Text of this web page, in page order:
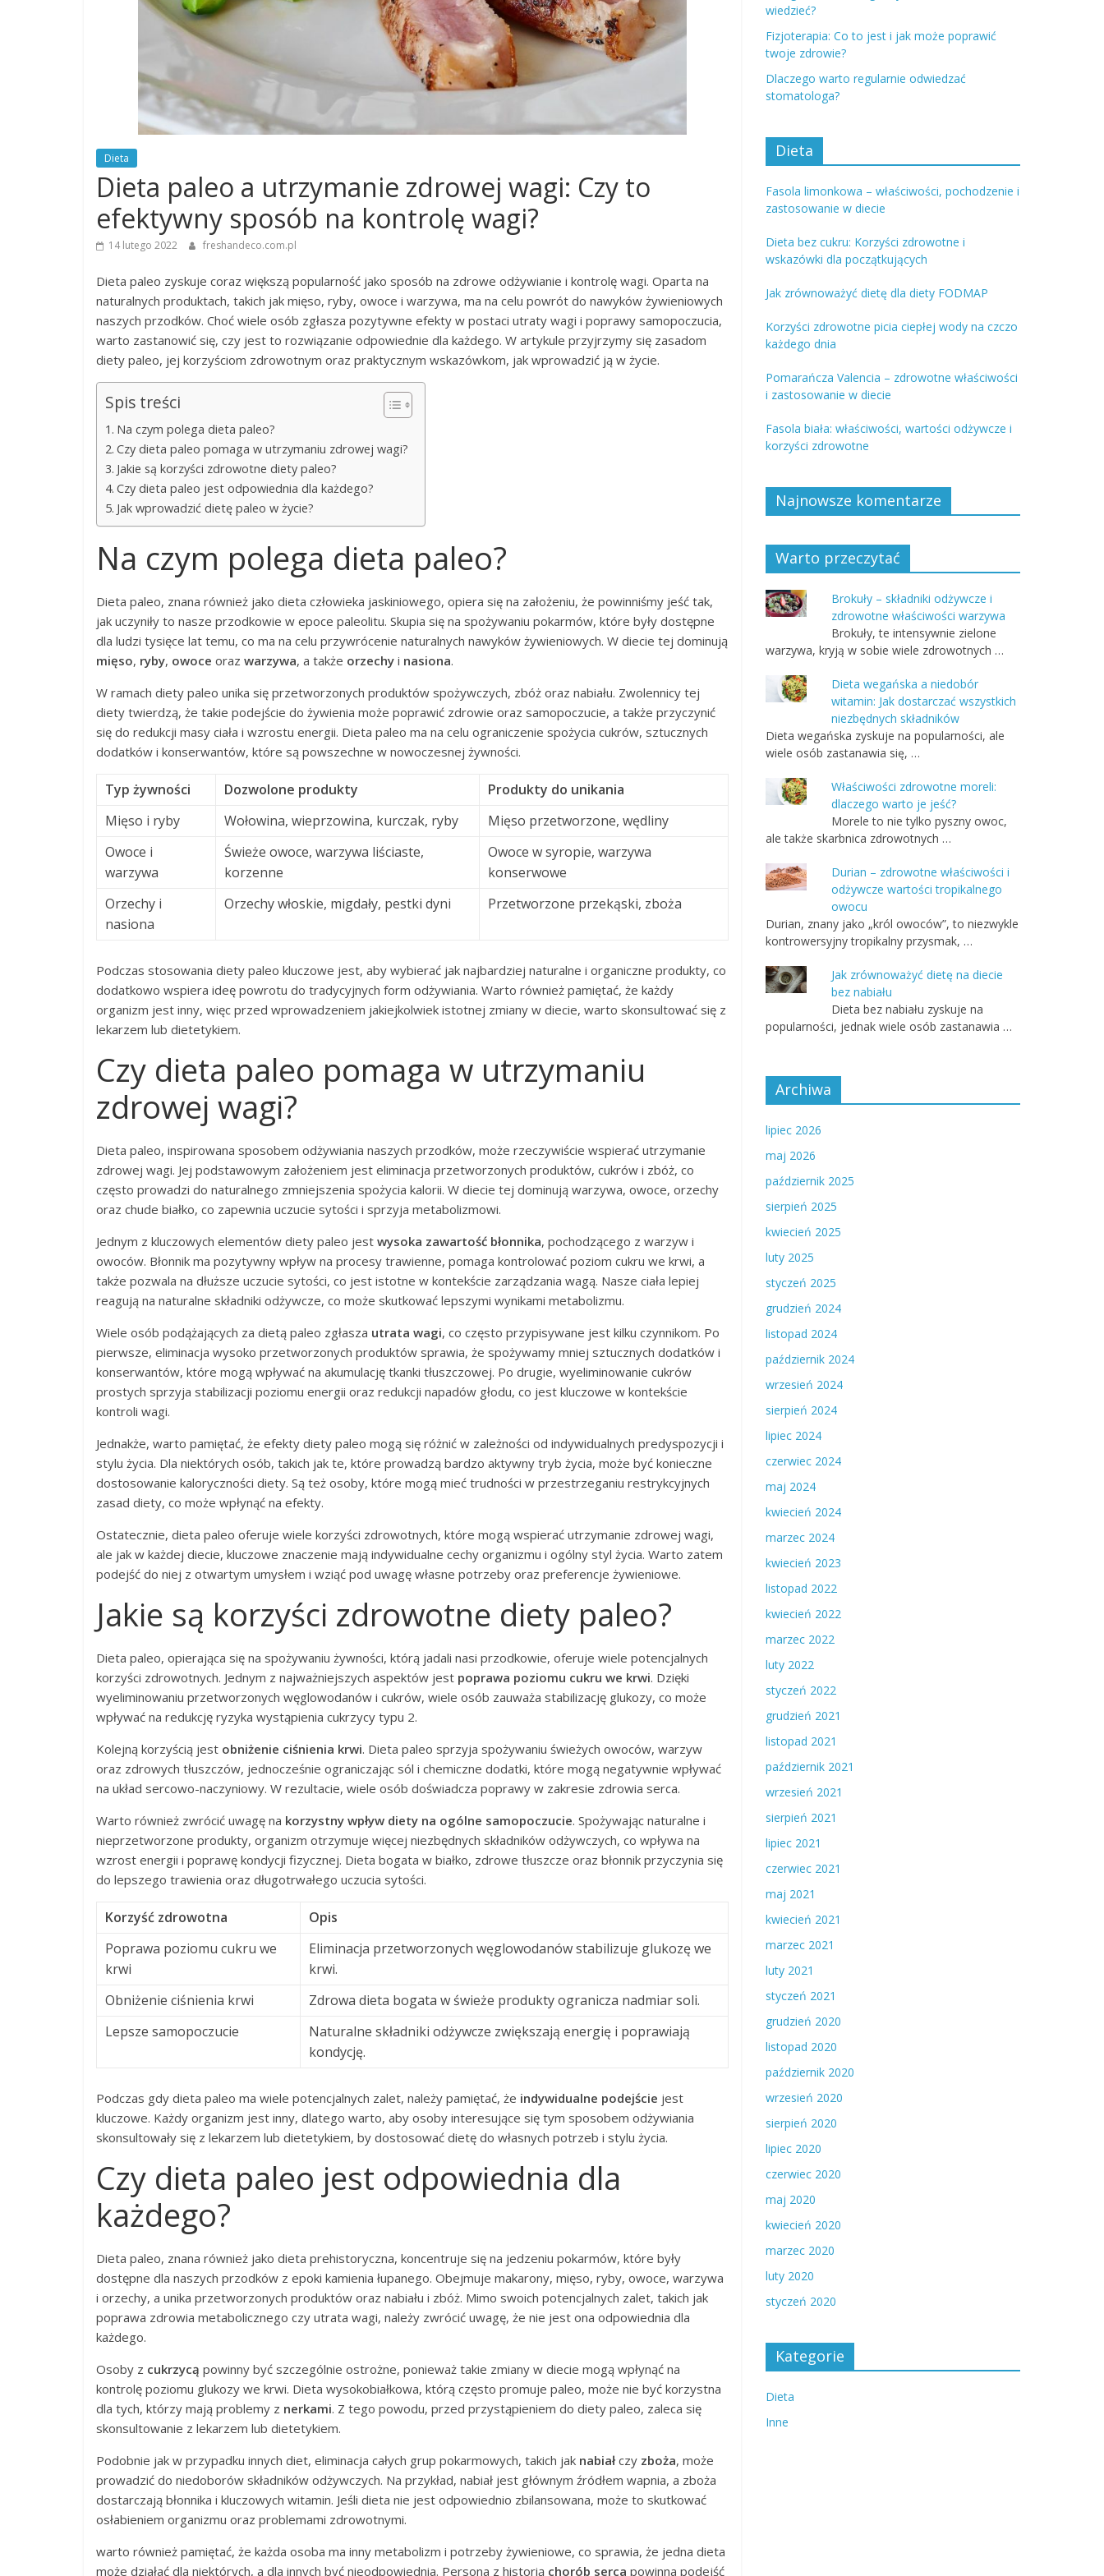
Dieta
Dieta paleo a utrzymanie zdrowej wagi: Czy to
efektywny sposób na kontrolę wagi?
14 lutego 2022 freshandeco.com.pl
Dieta paleo zyskuje coraz większą popularność jako sposób na zdrowe odżywianie i kontrolę wagi. Oparta na
naturalnych produktach, takich jak mięso, ryby, owoce i warzywa, ma na celu powrót do nawyków żywieniowych
naszych przodków. Choć wiele osób zgłasza pozytywne efekty w postaci utraty wagi i poprawy samopoczucia,
warto zastanowić się, czy jest to rozwiązanie odpowiednie dla każdego. W artykule przyjrzymy się zasadom
diety paleo, jej korzyściom zdrowotnym oraz praktycznym wskazówkom, jak wprowadzić ją w życie.
Spis treści
Na czym polega dieta paleo?
Czy dieta paleo pomaga w utrzymaniu zdrowej wagi?
Jakie są korzyści zdrowotne diety paleo?
Czy dieta paleo jest odpowiednia dla każdego?
Jak wprowadzić dietę paleo w życie?
Na czym polega dieta paleo?
Dieta paleo, znana również jako dieta człowieka jaskiniowego, opiera się na założeniu, że powinniśmy jeść tak,
jak uczyniły to nasze przodkowie w epoce paleolitu. Skupia się na spożywaniu pokarmów, które były dostępne
dla ludzi tysięce lat temu, co ma na celu przywrócenie naturalnych nawyków żywieniowych. W diecie tej dominują
mięso, ryby, owoce oraz warzywa, a także orzechy i nasiona.
W ramach diety paleo unika się przetworzonych produktów spożywczych, zbóż oraz nabiału. Zwolennicy tej
diety twierdzą, że takie podejście do żywienia może poprawić zdrowie oraz samopoczucie, a także przyczynić
się do redukcji masy ciała i wzrostu energii. Dieta paleo ma na celu ograniczenie spożycia cukrów, sztucznych
dodatków i konserwantów, które są powszechne w nowoczesnej żywności.
Typ żywności Dozwolone produkty
Produkty do unikania
Mięso i ryby
Wołowina, wieprzowina, kurczak, ryby
Mięso przetworzone, wędliny
Owoce i
warzywa
Świeże owoce, warzywa liściaste,
korzenne
Owoce w syropie, warzywa
konserwowe
Orzechy i
nasiona
Orzechy włoskie, migdały, pestki dyni Przetworzone przekąski, zboża
Podczas stosowania diety paleo kluczowe jest, aby wybierać jak najbardziej naturalne i organiczne produkty, co
dodatkowo wspiera ideę powrotu do tradycyjnych form odżywiania. Warto również pamiętać, że każdy
organizm jest inny, więc przed wprowadzeniem jakiejkolwiek istotnej zmiany w diecie, warto skonsultować się z
lekarzem lub dietetykiem.
Czy dieta paleo pomaga w utrzymaniu
zdrowej wagi?
Dieta paleo, inspirowana sposobem odżywiania naszych przodków, może rzeczywiście wspierać utrzymanie
zdrowej wagi. Jej podstawowym założeniem jest eliminacja przetworzonych produktów, cukrów i zbóż, co
często prowadzi do naturalnego zmniejszenia spożycia kalorii. W diecie tej dominują warzywa, owoce, orzechy
oraz chude białko, co zapewnia uczucie sytości i sprzyja metabolizmowi.
Jednym z kluczowych elementów diety paleo jest wysoka zawartość błonnika, pochodzącego z warzyw i
owoców. Błonnik ma pozytywny wpływ na procesy trawienne, pomaga kontrolować poziom cukru we krwi, a
także pozwala na dłuższe uczucie sytości, co jest istotne w kontekście zarządzania wagą. Nasze ciała lepiej
reagują na naturalne składniki odżywcze, co może skutkować lepszymi wynikami metabolizmu.
Wiele osób podążających za dietą paleo zgłasza utrata wagi, co często przypisywane jest kilku czynnikom. Po
pierwsze, eliminacja wysoko przetworzonych produktów sprawia, że spożywamy mniej sztucznych dodatków i
konserwantów, które mogą wpływać na akumulację tkanki tłuszczowej. Po drugie, wyeliminowanie cukrów
prostych sprzyja stabilizacji poziomu energii oraz redukcji napadów głodu, co jest kluczowe w kontekście
kontroli wagi.
Jednakże, warto pamiętać, że efekty diety paleo mogą się różnić w zależności od indywidualnych predyspozycji i
stylu życia. Dla niektórych osób, takich jak te, które prowadzą bardzo aktywny tryb życia, może być konieczne
dostosowanie kaloryczności diety. Są też osoby, które mogą mieć trudności w przestrzeganiu restrykcyjnych
zasad diety, co może wpłynąć na efekty.
Ostatecznie, dieta paleo oferuje wiele korzyści zdrowotnych, które mogą wspierać utrzymanie zdrowej wagi,
ale jak w każdej diecie, kluczowe znaczenie mają indywidualne cechy organizmu i ogólny styl życia. Warto zatem
podejść do niej z otwartym umysłem i wziąć pod uwagę własne potrzeby oraz preferencje żywieniowe.
Jakie są korzyści zdrowotne diety paleo?
Dieta paleo, opierająca się na spożywaniu żywności, którą jadali nasi przodkowie, oferuje wiele potencjalnych
korzyści zdrowotnych. Jednym z najważniejszych aspektów jest poprawa poziomu cukru we krwi. Dzięki
wyeliminowaniu przetworzonych węglowodanów i cukrów, wiele osób zauważa stabilizację glukozy, co może
wpływać na redukcję ryzyka wystąpienia cukrzycy typu 2.
Kolejną korzyścią jest obniżenie ciśnienia krwi. Dieta paleo sprzyja spożywaniu świeżych owoców, warzyw
oraz zdrowych tłuszczów, jednocześnie ograniczając sól i chemiczne dodatki, które mogą negatywnie wpływać
na układ sercowo-naczyniowy. W rezultacie, wiele osób doświadcza poprawy w zakresie zdrowia serca.
Warto również zwrócić uwagę na korzystny wpływ diety na ogólne samopoczucie. Spożywając naturalne i
nieprzetworzone produkty, organizm otrzymuje więcej niezbędnych składników odżywczych, co wpływa na
wzrost energii i poprawę kondycji fizycznej. Dieta bogata w białko, zdrowe tłuszcze oraz błonnik przyczynia się
do lepszego trawienia oraz długotrwałego uczucia sytości.
Korzyść zdrowotna
Opis
Poprawa poziomu cukru we
krwi
Eliminacja przetworzonych węglowodanów stabilizuje glukozę we
krwi.
Obniżenie ciśnienia krwi
Zdrowa dieta bogata w świeże produkty ogranicza nadmiar soli.
Lepsze samopoczucie
Naturalne składniki odżywcze zwiększają energię i poprawiają
kondycję.
Podczas gdy dieta paleo ma wiele potencjalnych zalet, należy pamiętać, że indywidualne podejście jest
kluczowe. Każdy organizm jest inny, dlatego warto, aby osoby interesujące się tym sposobem odżywiania
skonsultowały się z lekarzem lub dietetykiem, by dostosować dietę do własnych potrzeb i stylu życia.
Czy dieta paleo jest odpowiednia dla
każdego?
Dieta paleo, znana również jako dieta prehistoryczna, koncentruje się na jedzeniu pokarmów, które były
dostępne dla naszych przodków z epoki kamienia łupanego. Obejmuje makarony, mięso, ryby, owoce, warzywa
i orzechy, a unika przetworzonych produktów oraz nabiału i zbóż. Mimo swoich potencjalnych zalet, takich jak
poprawa zdrowia metabolicznego czy utrata wagi, należy zwrócić uwagę, że nie jest ona odpowiednia dla
każdego.
Osoby z cukrzycą powinny być szczególnie ostrożne, ponieważ takie zmiany w diecie mogą wpłynąć na
kontrolę poziomu glukozy we krwi. Dieta wysokobiałkowa, którą często promuje paleo, może nie być korzystna
dla tych, którzy mają problemy z nerkami. Z tego powodu, przed przystąpieniem do diety paleo, zaleca się
skonsultowanie z lekarzem lub dietetykiem.
Podobnie jak w przypadku innych diet, eliminacja całych grup pokarmowych, takich jak nabiał czy zboża, może
prowadzić do niedoborów składników odżywczych. Na przykład, nabiał jest głównym źródłem wapnia, a zboża
dostarczają błonnika i kluczowych witamin. Jeśli dieta nie jest odpowiednio zbilansowana, może to skutkować
osłabieniem organizmu oraz problemami zdrowotnymi.
warto również pamiętać, że każda osoba ma inny metabolizm i potrzeby żywieniowe, co sprawia, że jedna dieta
może działać dla niektórych, a dla innych być nieodpowiednia. Persona z historią chorób serca powinna podejść
wiedzieć?
Fizjoterapia: Co to jest i jak może poprawić
twoje zdrowie?
Dlaczego warto regularnie odwiedzać
stomatologa?
Dieta
Fasola limonkowa – właściwości, pochodzenie i
zastosowanie w diecie
Dieta bez cukru: Korzyści zdrowotne i
wskazówki dla początkujących
Jak zrównoważyć dietę dla diety FODMAP
Korzyści zdrowotne picia ciepłej wody na czczo
każdego dnia
Pomarańcza Valencia – zdrowotne właściwości
i zastosowanie w diecie
Fasola biała: właściwości, wartości odżywcze i
korzyści zdrowotne
Najnowsze komentarze
Warto przeczytać
Brokuły – składniki odżywcze i
zdrowotne właściwości warzywa
Brokuły, te intensywnie zielone
warzywa, kryją w sobie wiele zdrowotnych …
Dieta wegańska a niedobór
witamin: Jak dostarczać wszystkich
niezbędnych składników
Dieta wegańska zyskuje na popularności, ale
wiele osób zastanawia się, …
Właściwości zdrowotne moreli:
dlaczego warto je jeść?
Morele to nie tylko pyszny owoc,
ale także skarbnica zdrowotnych …
Durian – zdrowotne właściwości i
odżywcze wartości tropikalnego
owocu
Durian, znany jako „król owoców”, to niezwykle
kontrowersyjny tropikalny przysmak, …
Jak zrównoważyć dietę na diecie
bez nabiału
Dieta bez nabiału zyskuje na
popularności, jednak wiele osób zastanawia …
Archiwa
lipiec 2026
maj 2026
październik 2025
sierpień 2025
kwiecień 2025
luty 2025
styczeń 2025
grudzień 2024
listopad 2024
październik 2024
wrzesień 2024
sierpień 2024
lipiec 2024
czerwiec 2024
maj 2024
kwiecień 2024
marzec 2024
kwiecień 2023
listopad 2022
kwiecień 2022
marzec 2022
luty 2022
styczeń 2022
grudzień 2021
listopad 2021
październik 2021
wrzesień 2021
sierpień 2021
lipiec 2021
czerwiec 2021
maj 2021
kwiecień 2021
marzec 2021
luty 2021
styczeń 2021
grudzień 2020
listopad 2020
październik 2020
wrzesień 2020
sierpień 2020
lipiec 2020
czerwiec 2020
maj 2020
kwiecień 2020
marzec 2020
luty 2020
styczeń 2020
Kategorie
Dieta
Inne